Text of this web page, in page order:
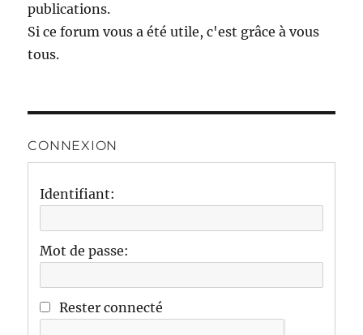
publications.
Si ce forum vous a été utile, c'est grâce à vous
tous.
CONNEXION
Identifiant:
Mot de passe:
Rester connecté